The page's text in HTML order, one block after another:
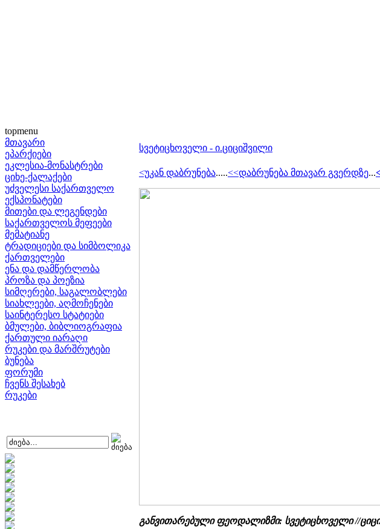
topmenu
მთავარი
ეპარქიები
ეკლესია-მონასტრები
ციხე-ქალაქები
უძველესი საქართველო
ექსპონატები
მითები და ლეგენდები
საქართველოს მეფეები
მემატიანე
ტრადიციები და სიმბოლიკა
ქართველები
ენა და დამწერლობა
პროზა და პოეზია
სიმღერები, საგალობლები
სიახლეები, აღმოჩენები
საინტერესო სტატიები
ბმულები, ბიბლიოგრაფია
ქართული იარაღი
რუკები და მარშრუტები
ბუნება
ფორუმი
ჩვენს შესახებ
რუკები
სვეტიცხოველი - ი.ციციშვილი
<უკან დაბრუნება.....<<დაბრუნება მთავარ გვერდზე...
განვითარებული ფეოდალიზმი: სვეტიცხოველი //